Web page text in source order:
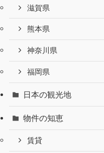
滋賀県
熊本県
神奈川県
福岡県
日本の観光地
物件の知恵
賃貸